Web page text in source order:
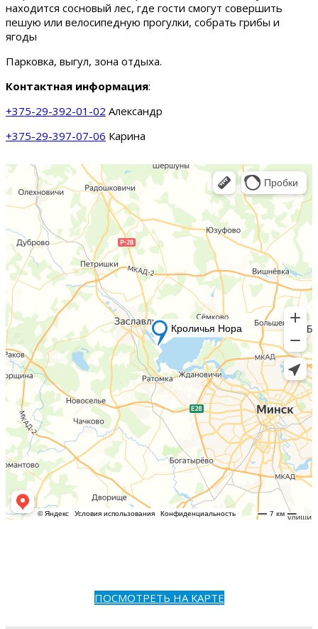
находится сосновый лес, где гости смогут совершить
пешую или велосипедную прогулки, собрать грибы и
ягоды
Парковка, выгул, зона отдыха.
Контактная информация:
+375-29-392-01-02 Александр
+375-29-397-07-06 Карина
ПОСМОТРЕТЬ НА КАРТЕ